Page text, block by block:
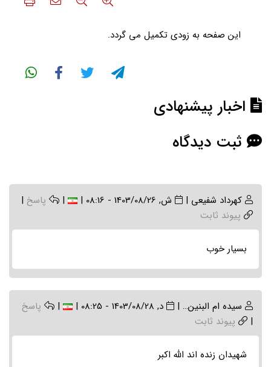
این صفحه به زودی تکمیل می گردد.
اخبار پیشنهادی
ثبت دیدگاه
کهرداد شفیعی | ش, 1403/08/26 - 08:16 |
| پاسخ |
پیوند ثابت
بسیار خوب
سیده ام البنین… | د, 1403/08/28 - 08:25 |
|
پاسخ
|
پیوند ثابت
شهیدان زنده اند الله اکبر